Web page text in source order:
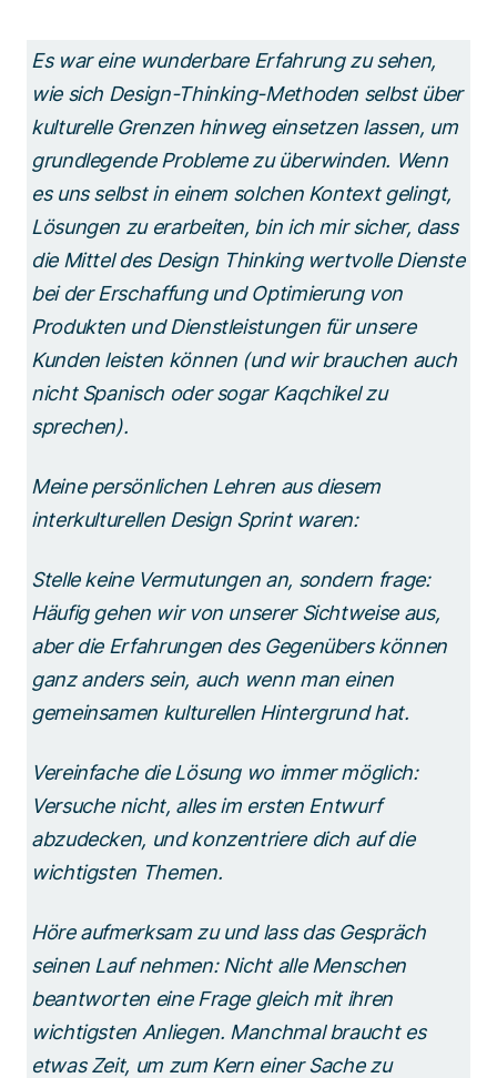
Es war eine wunderbare Erfahrung zu sehen,
wie sich Design-Thinking-Methoden selbst über
kulturelle Grenzen hinweg einsetzen lassen, um
grundlegende Probleme zu überwinden. Wenn
es uns selbst in einem solchen Kontext gelingt,
Lösungen zu erarbeiten, bin ich mir sicher, dass
die Mittel des Design Thinking wertvolle Dienste
bei der Erschaffung und Optimierung von
Produkten und Dienstleistungen für unsere
Kunden leisten können (und wir brauchen auch
nicht Spanisch oder sogar Kaqchikel zu
sprechen).
Meine persönlichen Lehren aus diesem
interkulturellen Design Sprint waren:
Stelle keine Vermutungen an, sondern frage:
Häufig gehen wir von unserer Sichtweise aus,
aber die Erfahrungen des Gegenübers können
ganz anders sein, auch wenn man einen
gemeinsamen kulturellen Hintergrund hat.
Vereinfache die Lösung wo immer möglich:
Versuche nicht, alles im ersten Entwurf
abzudecken, und konzentriere dich auf die
wichtigsten Themen.
Höre aufmerksam zu und lass das Gespräch
seinen Lauf nehmen: Nicht alle Menschen
beantworten eine Frage gleich mit ihren
wichtigsten Anliegen. Manchmal braucht es
etwas Zeit, um zum Kern einer Sache zu